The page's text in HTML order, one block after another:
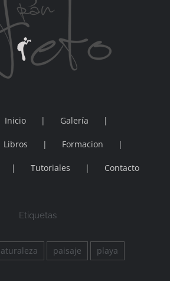
Inicio Galería
Libros Formacion
Tutoriales Contacto
Etiquetas
paisaje playa